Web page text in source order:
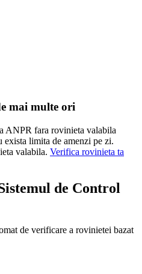
mai multe ori
ANPR fara rovinieta valabila
exista limita de amenzi pe zi.
valabila. Verifica rovinieta ta
de Control
de verificare a rovinietei bazat